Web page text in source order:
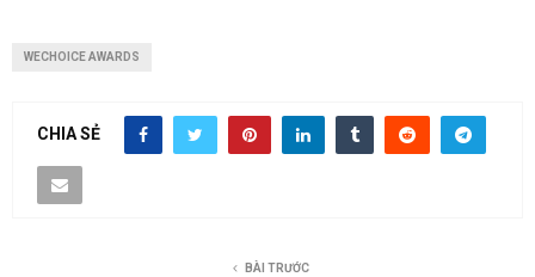
WECHOICE AWARDS
CHIA SẺ
BÀI TRƯỚC